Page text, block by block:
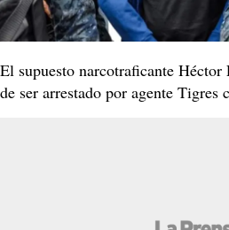
El supuesto narcotraficante Héctor
de ser arrestado por agente Tigres